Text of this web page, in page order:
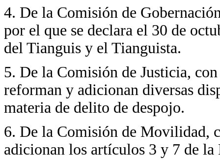
4. De la Comisión de
por el que se declara el 30 de
del Tianguis y el Tianguista.
5. De la Comisión de Justicia,
reforman y adicionan diversas
materia de delito de despojo.
6. De la Comisión de Movilidad,
adicionan los artículos 3 y 7 de